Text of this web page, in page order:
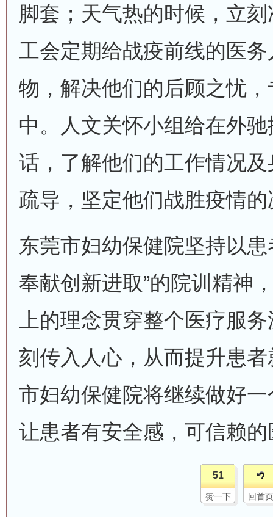
脚套；天气热的时候，立
工会定期给战疫前线的医
物，解决他们的后顾之忧，
中。人文关怀小组给在外
话，了解他们的工作情况
疏导，坚定他们战胜疫情
东莞市妇幼保健院坚持以
奉献创新进取”的院训精神
上的理念贯穿整个医疗服
刻传入人心，从而提升患
市妇幼保健院将继续做好
让患者有安全感，可信赖
51
赞一下 回首页